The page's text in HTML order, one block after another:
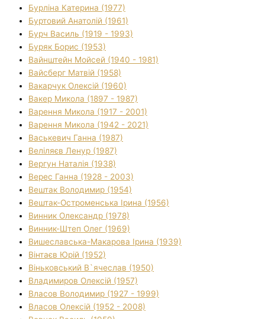
Бурліна Катерина (1977)
Буртовий Анатолій (1961)
Бурч Василь (1919 - 1993)
Буряк Борис (1953)
Вайнштейн Мойсей (1940 - 1981)
Вайсберг Матвій (1958)
Вакарчук Олексій (1960)
Вакер Микола (1897 - 1987)
Варення Микола (1917 - 2001)
Варення Микола (1942 - 2021)
Васькевич Ганна (1987)
Веліляєв Ленур (1987)
Вергун Наталія (1938)
Верес Ганна (1928 - 2003)
Вештак Володимир (1954)
Вештак-Остроменська Ірина (1956)
Винник Олександр (1978)
Винник-Штеп Олег (1969)
Вишеславська-Макарова Ірина (1939)
Вінтаєв Юрій (1952)
Віньковський В`ячеслав (1950)
Владимиров Олексій (1957)
Власов Володимир (1927 - 1999)
Власов Олексій (1952 - 2008)